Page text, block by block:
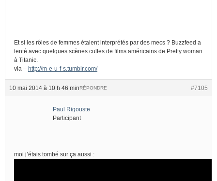
Et si les rôles de femmes étaient interprétés par des mecs ? Buzzfeed a
tenté avec quelques scènes cultes de films américains de Pretty woman
à Titanic.
via – http://m-e-u-f-s.tumblr.com/
10 mai 2014 à 10 h 46 min #7105
RÉPONDRE
Paul Rigouste
Participant
moi j’étais tombé sur ça aussi :